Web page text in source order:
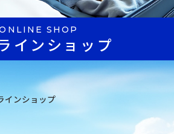
SHOP
インショップ
インショップ